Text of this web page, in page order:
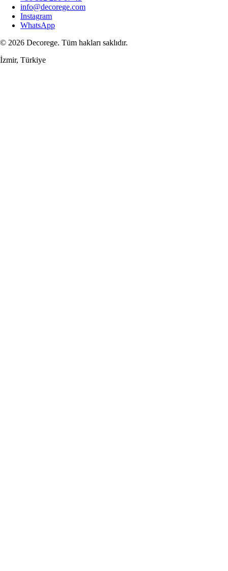
info@decorege.com
Instagram
WhatsApp
© 2026 Decorege. Tüm hakları saklıdır.
İzmir, Türkiye